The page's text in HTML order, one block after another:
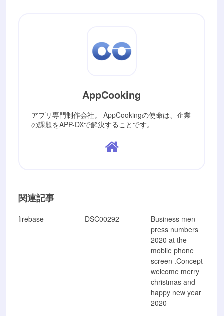
AppCooking
アプリ専門制作会社。 AppCookingの使命は、企業
の課題をAPP-DXで解決することです。
関連記事
firebase DSC00292
Business men
press numbers
2020 at the
mobile phone
screen .Concept
welcome merry
christmas and
happy new year
2020